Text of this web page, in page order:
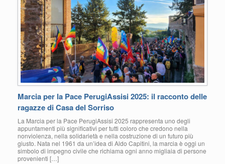
Marcia per la Pace PerugiAssisi 2025: il racconto delle
ragazze di Casa del Sorriso
La Marcia per la Pace PerugiAssisi 2025 rappresenta uno degli
appuntamenti più significativi per tutti coloro che credono nella
nonviolenza, nella solidarietà e nella costruzione di un futuro più
giusto. Nata nel 1961 da un’idea di Aldo Capitini, la marcia è oggi un
simbolo di impegno civile che richiama ogni anno migliaia di persone
provenienti […]